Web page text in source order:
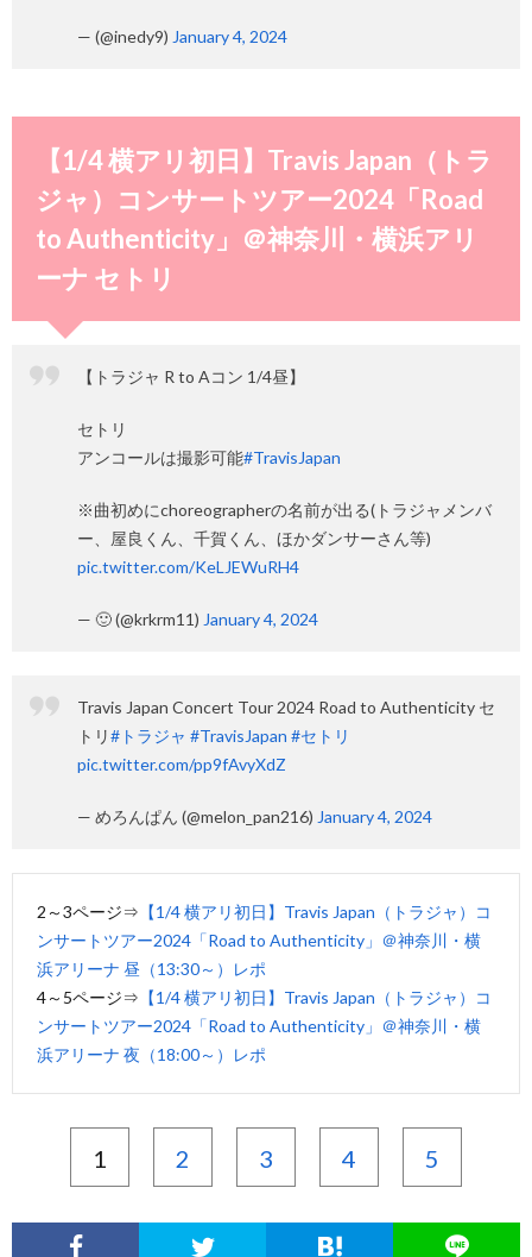
— (@inedy9) January 4, 2024
【1/4 横アリ初日】Travis Japan（トラ
ジャ）コンサートツアー2024「Road
to Authenticity」＠神奈川・横浜アリ
ーナ セトリ
【トラジャ R to Aコン 1/4昼】
セトリ
アンコールは撮影可能#TravisJapan
※曲初めにchoreographerの名前が出る(トラジャメンバ
ー、屋良くん、千賀くん、ほかダンサーさん等)
pic.twitter.com/KeLJEWuRH4
— 🙂 (@krkrm11) January 4, 2024
Travis Japan Concert Tour 2024 Road to Authenticity セ
トリ#トラジャ #TravisJapan #セトリ
pic.twitter.com/pp9fAvyXdZ
— めろんぱん (@melon_pan216) January 4, 2024
2～3ページ⇒ 【1/4 横アリ初日】Travis Japan（トラジャ）コ
ンサートツアー2024「Road to Authenticity」＠神奈川・横
浜アリーナ 昼（13:30～）レポ
4～5ページ⇒ 【1/4 横アリ初日】Travis Japan（トラジャ）コ
ンサートツアー2024「Road to Authenticity」＠神奈川・横
浜アリーナ 夜（18:00～）レポ
1 2 3 4 5